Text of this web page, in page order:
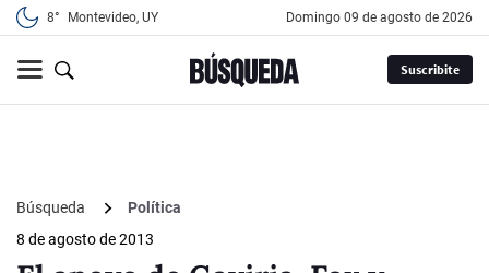
8° Montevideo, UY domingo 09 de agosto de 2026
Suscribite
Búsqueda
Política
8 de agosto de 2013